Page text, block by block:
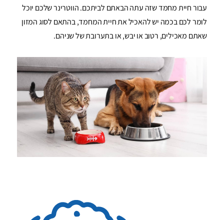
עבור חיית מחמד שזה עתה הבאתם לביתכם. הווטרינר שלכם יוכל
לומר לכם בכמה יש להאכיל את חיית המחמד, בהתאם לסוג המזון
שאתם מאכילים, רטוב או יבש, או בתערובת של שניהם.